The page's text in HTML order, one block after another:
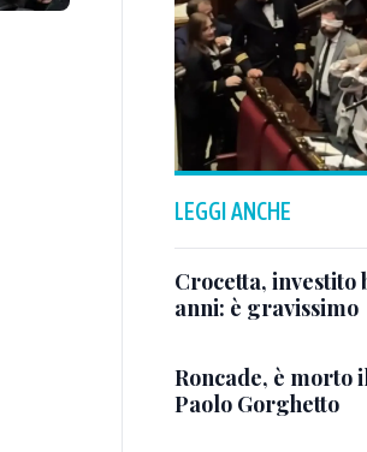
LEGGI ANCHE
Crocetta, investito
anni: è gravissimo
Roncade, è morto
Paolo Gorghetto